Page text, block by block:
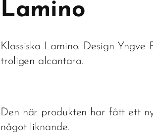
Lamino
Klassiska Lamino. Design Yngve
troligen alcantara.
Den här produkten har fått ett
något liknande.